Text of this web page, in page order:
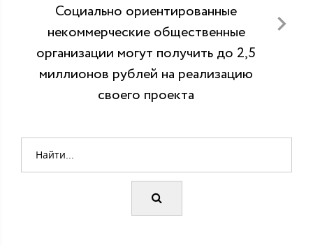
Социально ориентированные
некоммерческие общественные
организации могут получить до 2,5
миллионов рублей на реализацию
своего проекта